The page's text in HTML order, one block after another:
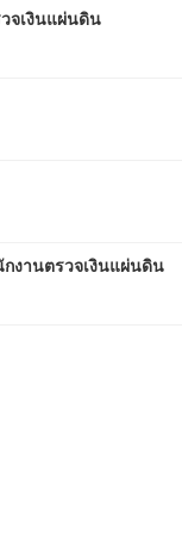
จเงินแผ่นดิน
งานตรวจเงินแผ่นดิน